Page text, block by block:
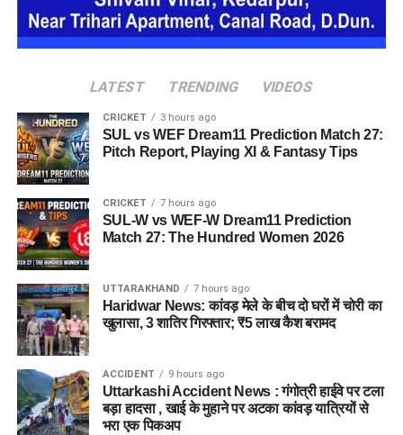
महिलाओं और बच्चों को रोजमर्रा के जीवन में ज्यादा स्वतंत्रता और जिम्मेदारी
का अनुभव हो सके। प्रस्तावित परिसर में कुल 16 घर विकसित किए
जाएंगे, जिनमें करीब 88 लोगों के रहने की व्यवस्था होगी।
जेल नहीं, रेजिडेंशियल कॉम्प्लेक्स जैसा
होगा माहौल
आलंबन गांव की सबसे खास बात यही होगी कि यहां रहने वाली महिलाओं
और बच्चों को यह महसूस न हो कि वे किसी जेल या बंद संस्थान में रह रहे
LATEST TRENDING VIDEOS
CRICKET 3 hours ago
SUL vs WEF Dream11 Prediction Match 27:
Pitch Report, Playing XI & Fantasy Tips
CRICKET 7 hours ago
SUL-W vs WEF-W Dream11 Prediction
Match 27: The Hundred Women 2026
UTTARAKHAND 7 hours ago
Haridwar News: कांवड़ मेले के बीच दो घरों में चोरी का
खुलासा, 3 शातिर गिरफ्तार; ₹5 लाख कैश बरामद
ACCIDENT 9 hours ago
Uttarkashi Accident News : गंगोत्री हाईवे पर टला
बड़ा हादसा , खाई के मुहाने पर अटका कांवड़ यात्रियों से
भरा एक पिकअप